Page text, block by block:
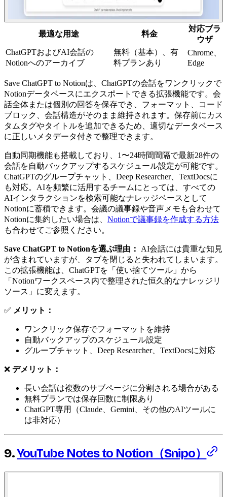
最適な用途 料金
対応ブラ
ウザ
ChatGPTおよびAI会話の
Notionへのアーカイブ
無料（基本）、有
料プランあり
Chrome、
Edge
Save ChatGPT to Notionは、ChatGPTの会話をワンクリックで
Notionデータベースにエクスポートできる拡張機能です。会
話全体または個別の回答を保存でき、フォーマット、コード
ブロック、会話構造がそのまま維持されます。保存前にカス
タムタグやタイトルを追加できるため、適切なデータベース
に正しいメタデータ付きで整理できます。
自動同期機能も搭載しており、1〜24時間間隔で最新28件の
会話を自動バックアップするスケジュール設定が可能です。
ChatGPTのグループチャット、Deep Researcher、TextDocsに
も対応。AIを頻繁に活用するチームにとっては、すべての
AIインタラクションを検索可能なナレッジベースとして
Notionに蓄積できます。会議の議事録や音声メモも合わせて
Notionに集約したい場合は、 Notionで議事録を作成する方法
も合わせてご参照ください。
Save ChatGPT to Notionを選ぶ理由：
AI会話には貴重な知見
が含まれていますが、タブを閉じると失われてしまいます。
この拡張機能は、ChatGPTを「使い捨てツール」から
「Notionワークスペース内で整理された恒久的なナレッジリ
ソース」に変えます。
✅ メリット：
ワンクリック保存でフォーマットを維持
自動バックアップのスケジュール設定
グループチャット、Deep Researcher、TextDocsに対応
❌ デメリット：
長い会話は複数のサブページに分割される場合がある
無料プランでは保存回数に制限あり
ChatGPT専用（Claude、Gemini、その他のAIツールに
は非対応）
9.YouTube Notes to Notion（Snipo）